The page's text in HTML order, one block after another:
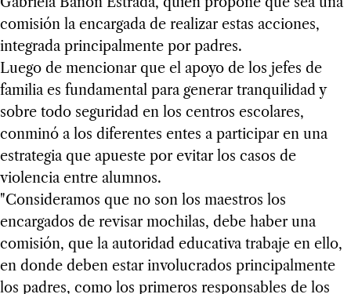
comisión la encargada de realizar estas acciones,
integrada principalmente por padres.
Luego de mencionar que el apoyo de los jefes de
familia es fundamental para generar tranquilidad y
sobre todo seguridad en los centros escolares,
conminó a los diferentes entes a participar en una
estrategia que apueste por evitar los casos de
violencia entre alumnos.
"Consideramos que no son los maestros los
encargados de revisar mochilas, debe haber una
comisión, que la autoridad educativa trabaje en ello,
en donde deben estar involucrados principalmente
los padres, como los primeros responsables de los